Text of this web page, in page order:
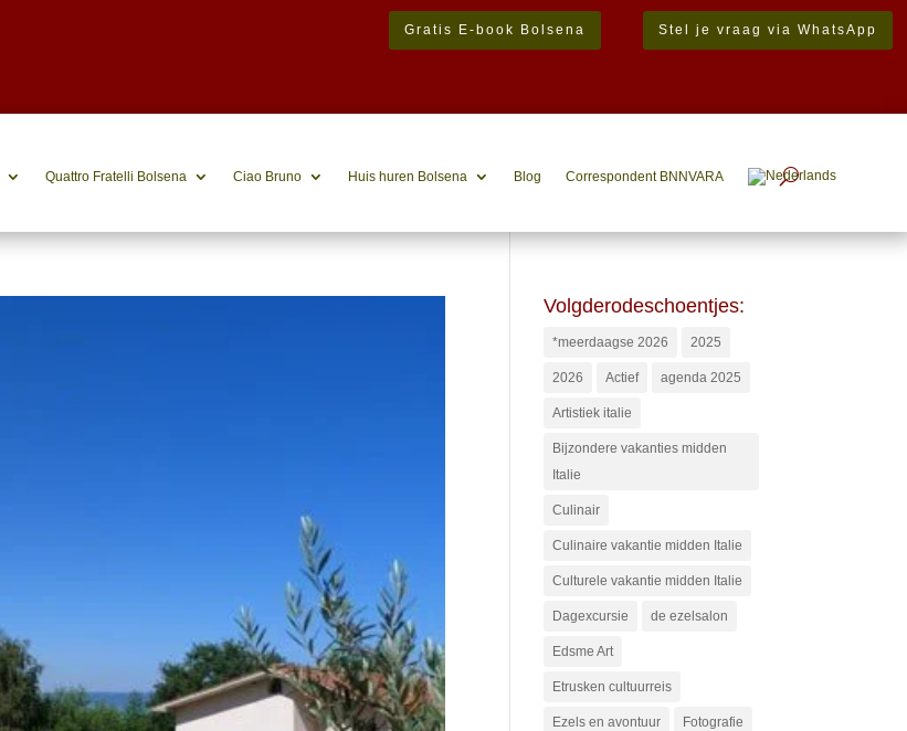
Gratis E-book Bolsena Stel je vraag via WhatsApp
Quattro Fratelli Bolsena Ciao Bruno Huis huren Bolsena Blog Correspondent BNNVARA
Volgderodeschoentjes:
*meerdaagse 2026 2025
2026 Actief agenda 2025
Artistiek italie
Bijzondere vakanties midden
Italie
Culinair
Culinaire vakantie midden Italie
Culturele vakantie midden Italie
Dagexcursie de ezelsalon
Edsme Art
Etrusken cultuurreis
Ezels en avontuur Fotografie